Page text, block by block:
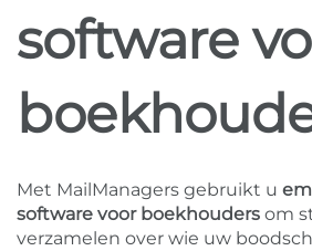
software
Met MailManagers gebruikt u
software voor boekhouders om
verzamelen over wie uw